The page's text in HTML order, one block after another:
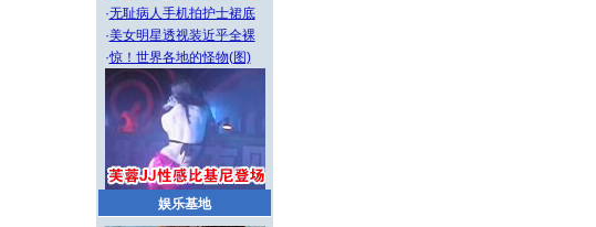
·无耻病人手机拍护士裙底
·美女明星透视装近乎全裸
·惊！世界各地的怪物(图)
娱乐基地